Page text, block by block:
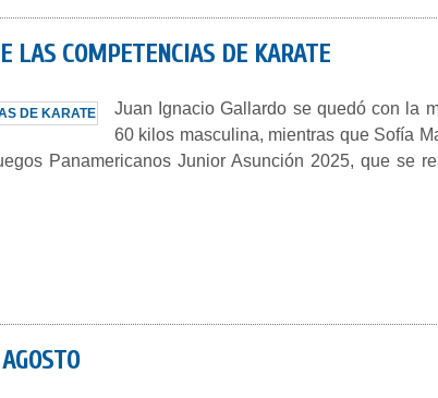
LAS COMPETENCIAS DE KARATE
Juan Ignacio Gallardo se quedó con la
60 kilos masculina, mientras que Sofía
Panamericanos Junior Asunción 2025, que se